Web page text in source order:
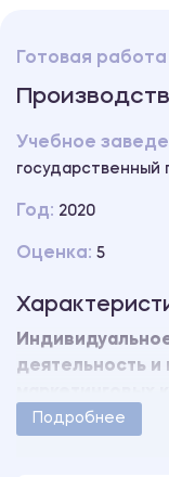
Готовая
Учебное
государственный
Год: 2020
Оценка: 5
деятельность и
Работа
Подробнее